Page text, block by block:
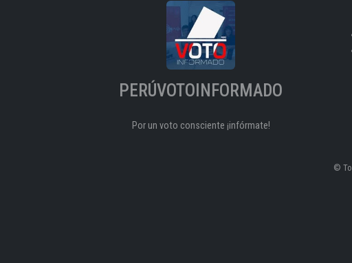
PERÚVOTOINFORMADO
Por un voto consciente ¡infórmate!
©